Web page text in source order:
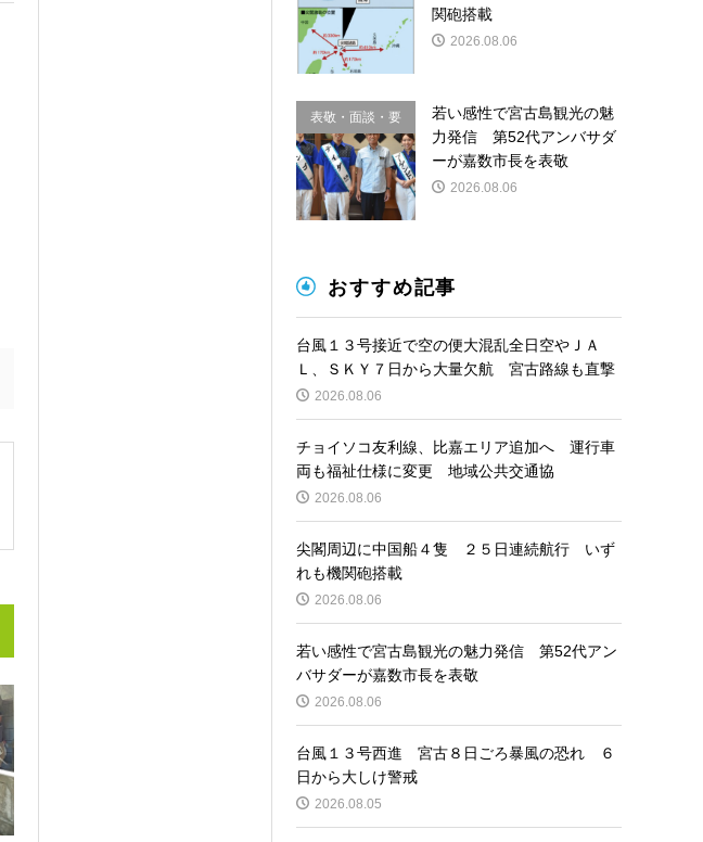
関砲搭載
2026.08.06
表敬・面談・要
請
若い感性で宮古島観光の魅
力発信 第52代アンバサダ
ーが嘉数市長を表敬
2026.08.06
おすすめ記事
台風１３号接近で空の便大混乱全日空やＪＡ
Ｌ、ＳＫＹ７日から大量欠航 宮古路線も直撃
2026.08.06
チョイソコ友利線、比嘉エリア追加へ 運行車
両も福祉仕様に変更 地域公共交通協
2026.08.06
尖閣周辺に中国船４隻 ２５日連続航行 いず
れも機関砲搭載
2026.08.06
若い感性で宮古島観光の魅力発信 第52代アン
バサダーが嘉数市長を表敬
2026.08.06
台風１３号西進 宮古８日ごろ暴風の恐れ ６
日から大しけ警戒
2026.08.05